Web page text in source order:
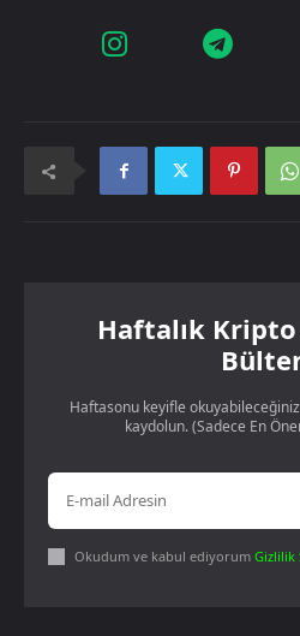
Haftalık
Haftasonu keyifle
kaydolun. (Sadece En
Okudum ve kabul ediyorum Gizlilik